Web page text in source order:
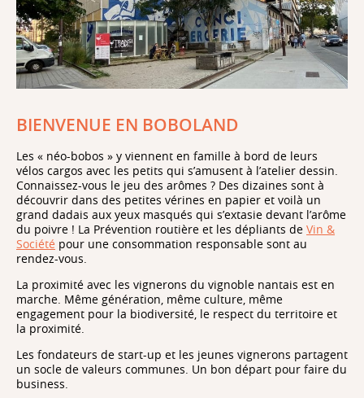
BIENVENUE EN BOBOLAND
Les « néo-bobos » y viennent en famille à bord de leurs
vélos cargos avec les petits qui s’amusent à l’atelier dessin.
Connaissez-vous le jeu des arômes ? Des dizaines sont à
découvrir dans des petites vérines en papier et voilà un
grand dadais aux yeux masqués qui s’extasie devant l’arôme
du poivre ! La Prévention routière et les dépliants de Vin &
Société pour une consommation responsable sont au
rendez-vous.
La proximité avec les vignerons du vignoble nantais est en
marche. Même génération, même culture, même
engagement pour la biodiversité, le respect du territoire et
la proximité.
Les fondateurs de start-up et les jeunes vignerons partagent
un socle de valeurs communes. Un bon départ pour faire du
business.